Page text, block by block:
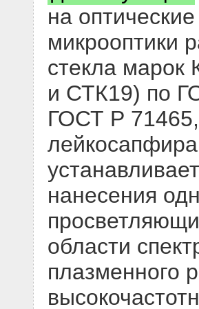
на
микрооптики
стекла
и СТК19) по
ГОСТ Р
нанесения
области
плазменного